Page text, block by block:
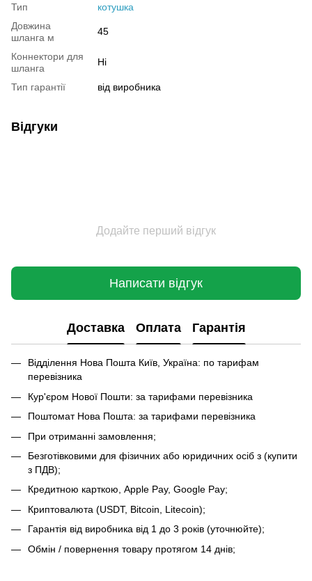
Тип
котушка
Довжина
шланга м
45
Коннектори для
шланга
Ні
Тип гарантії від виробника
Відгуки
Додайте перший відгук
Написати відгук
Доставка Оплата Гарантія
Відділення Нова Пошта Київ, Україна: по тарифам
перевізника
Кур'єром Нової Пошти: за тарифами перевізника
Поштомат Нова Пошта: за тарифами перевізника
При отриманні замовлення;
Безготівковими для фізичних або юридичних осіб з (купити
з ПДВ);
Кредитною карткою, Apple Pay, Google Pay;
Криптовалюта (USDT, Bitcoin, Litecoin);
Гарантія від виробника від 1 до 3 років (уточнюйте);
Обмін / повернення товару протягом 14 днів;